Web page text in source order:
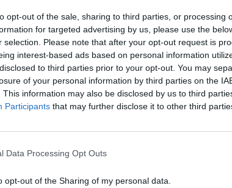
opt-out of the sale, sharing to third parties, or processing
for targeted advertising by us, please use the
selection. Please note that after your opt-out request is
interest-based ads based on personal information
to third parties prior to your opt-out. You may
of your personal information by third parties on the
This information may also be disclosed by us to third
Participants that may further disclose it to other third
Data Processing Opt Outs
opt-out of the Sharing of my personal data.
Adámková.
s bodovým zdrojem znečištění instalujeme biofiltry,
Filtraci zajišťují bakterie a fyzikální
množství dusičnanů a fosforečnanů ze
procent a obsah pesticidů o 70 až 90 procent," uvedl
ústavu monitoringu a ochrany půdy, který je
hladinu podzemní vody, přítoky a kvalitu vody a
nich uplatní vytvoření ochranné zatravněné zóny
mokřadem.
činí 4,74 milionu eur (asi 116 mil. Kč).